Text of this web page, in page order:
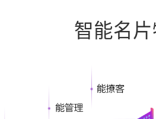
智能名